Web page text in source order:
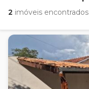
2 imóveis encontrados